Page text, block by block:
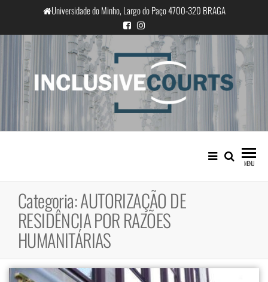
o
conteúdo
Universidade do Minho, Largo do Paço 4700-320 BRAGA
InclusiveCourts
Igualdade e diferença cultural na
prática judicial portuguesa
MENU
Categoria:AUTORIZAÇÃO DE
RESIDÊNCIA POR RAZÕES
HUMANITÁRIAS